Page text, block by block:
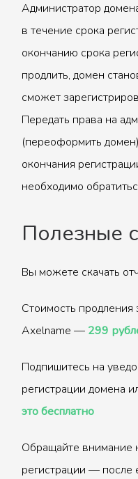
Администратор
в течение срока
окончанию срока
продлить, домен
сможет
Передать права на
(переоформить
окончания
необходимо
Полезные
Вы можете скачать
Стоимость продления
Axelname — 299
Подпишитесь на
регистрации домена
это бесплатно
Обращайте внимание
регистрации — после